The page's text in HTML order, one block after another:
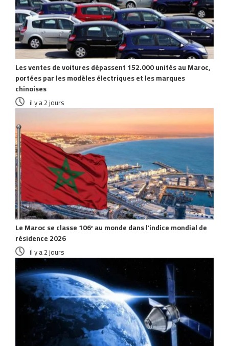
Les ventes de voitures dépassent 152.000 unités au Maroc,
portées par les modèles électriques et les marques
chinoises
il y a 2 jours
Le Maroc se classe 106ᵉ au monde dans l’indice mondial de
résidence 2026
il y a 2 jours